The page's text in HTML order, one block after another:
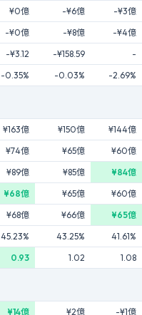
¥0億 -¥6億
-¥3億
-¥0億 -¥8億
-¥4億
-¥3.12 -¥158.59
-
-0.35% -0.03% -2.69%
¥163億 ¥150億
¥144億
¥74億 ¥65億
¥60億
¥89億 ¥85億
¥84億
¥68億 ¥65億
¥60億
¥68億 ¥66億
¥65億
45.23% 43.25%
41.61%
0.93 1.02 1.08
¥14億 ¥2億
-¥1億